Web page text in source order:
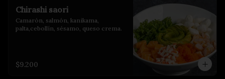
Chirashi saori
Camarón, salmón, kanikama,
palta,cebollín, sésamo, queso crema.
$9.200